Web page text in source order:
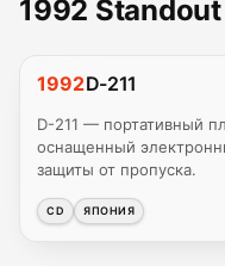
1992
1992D-211
D-211 — портативный
оснащенный
защиты от пропуска.
CD ЯПОНИЯ